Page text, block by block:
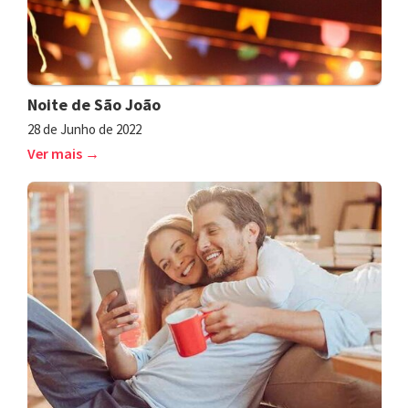
Noite de São João
28 de Junho de 2022
Ver mais →